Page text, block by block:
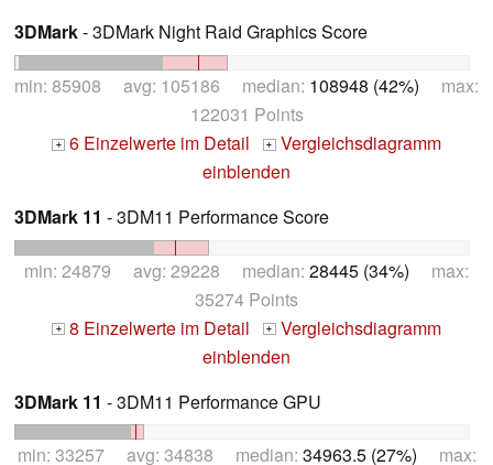
3DMark- 3DMark Night Raid Graphics Score
min: 85908 avg: 105186 median: 108948 (42%) max:
122031 Points
+ 6 Einzelwerte im Detail + Vergleichsdiagramm
einblenden
3DMark 11 - 3DM11 Performance Score
min: 24879 avg: 29228 median: 28445 (34%) max:
35274 Points
+ 8 Einzelwerte im Detail + Vergleichsdiagramm
einblenden
3DMark 11 - 3DM11 Performance GPU
min: 33257 avg: 34838 median: 34963.5 (27%) max: